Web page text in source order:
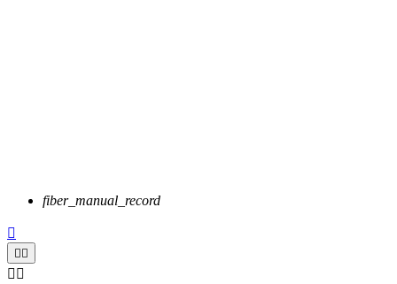
fiber_manual_record

 
 